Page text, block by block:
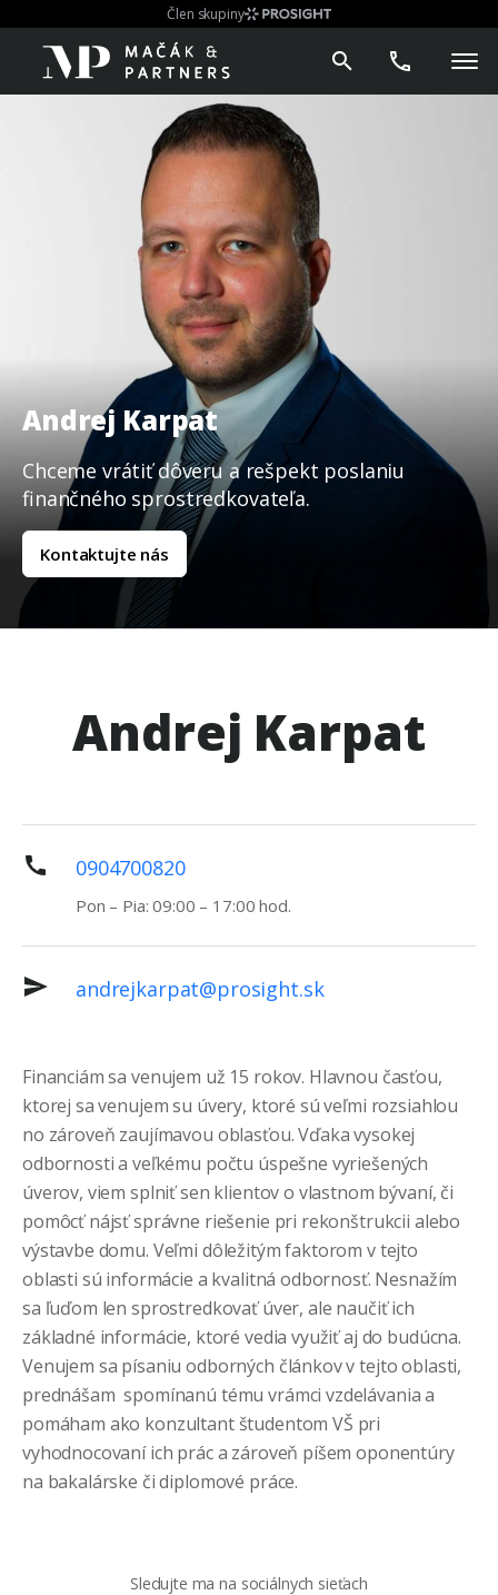
Člen skupiny
Andrej Karpat
Chceme vrátiť dôveru a rešpekt poslaniu
finančného sprostredkovateľa.
Kontaktujte nás
Andrej Karpat
0904700820
Pon – Pia: 09:00 – 17:00 hod.
andrejkarpat@prosight.sk
Financiám sa venujem už 15 rokov. Hlavnou časťou,
ktorej sa venujem su úvery, ktoré sú veľmi rozsiahlou
no zároveň zaujímavou oblasťou. Vďaka vysokej
odbornosti a veľkému počtu úspešne vyriešených
úverov, viem splniť sen klientov o vlastnom bývaní, či
pomôcť nájsť správne riešenie pri rekonštrukcii alebo
výstavbe domu. Veľmi dôležitým faktorom v tejto
oblasti sú informácie a kvalitná odbornosť. Nesnažím
sa ľuďom len sprostredkovať úver, ale naučiť ich
základné informácie, ktoré vedia využiť aj do budúcna.
Venujem sa písaniu odborných článkov v tejto oblasti,
prednášam spomínanú tému vrámci vzdelávania a
pomáham ako konzultant študentom VŠ pri
vyhodnocovaní ich prác a zároveň píšem oponentúry
na bakalárske či diplomové práce.
Sledujte ma na sociálnych sieťach